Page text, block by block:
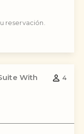
reservación.
With
4